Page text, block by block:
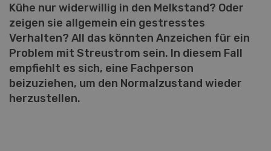
Kühe nur widerwillig in den Melkstand? Oder
zeigen sie allgemein ein gestresstes
Verhalten? All das könnten Anzeichen für ein
Problem mit Streustrom sein. In diesem Fall
empfiehlt es sich, eine Fachperson
beizuziehen, um den Normalzustand wieder
herzustellen.